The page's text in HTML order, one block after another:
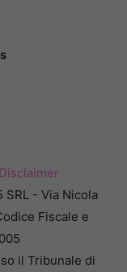
Disclaimer
- Via Nicola
Fiscale e
il Tribunale di